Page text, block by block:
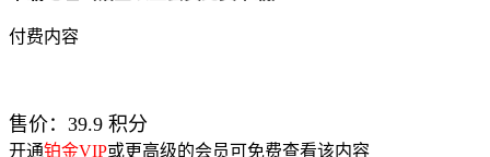
付费内容
售价： 39.9 积分
开通铂金VIP或更高级的会员可免费查看该内容